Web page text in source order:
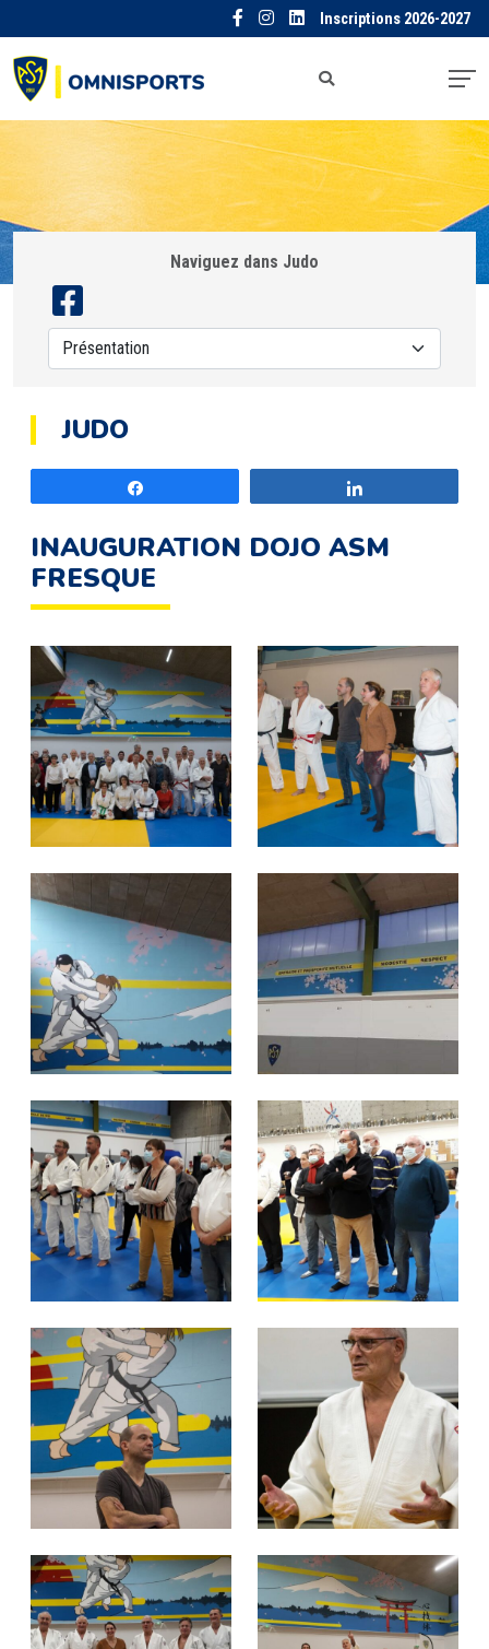
Inscriptions 2026-2027
Naviguez dans Judo
JUDO
INAUGURATION DOJO ASM
FRESQUE